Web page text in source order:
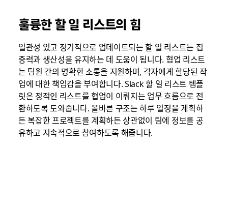
훌륭한 할 일 리스트의 힘
일관성 있고 정기적으로 업데이트되는 할 일 리스트는 집
중력과 생산성을 유지하는 데 도움이 됩니다. 협업 리스트
는 팀원 간의 명확한 소통을 지원하며, 각자에게 할당된 작
업에 대한 책임감을 부여합니다. Slack 할 일 리스트 템플
릿은 정적인 리스트를 협업이 이뤄지는 업무 흐름으로 전
환하도록 도와줍니다. 올바른 구조는 하루 일정을 계획하
든 복잡한 프로젝트를 계획하든 상관없이 팀에 정보를 공
유하고 지속적으로 참여하도록 해줍니다.